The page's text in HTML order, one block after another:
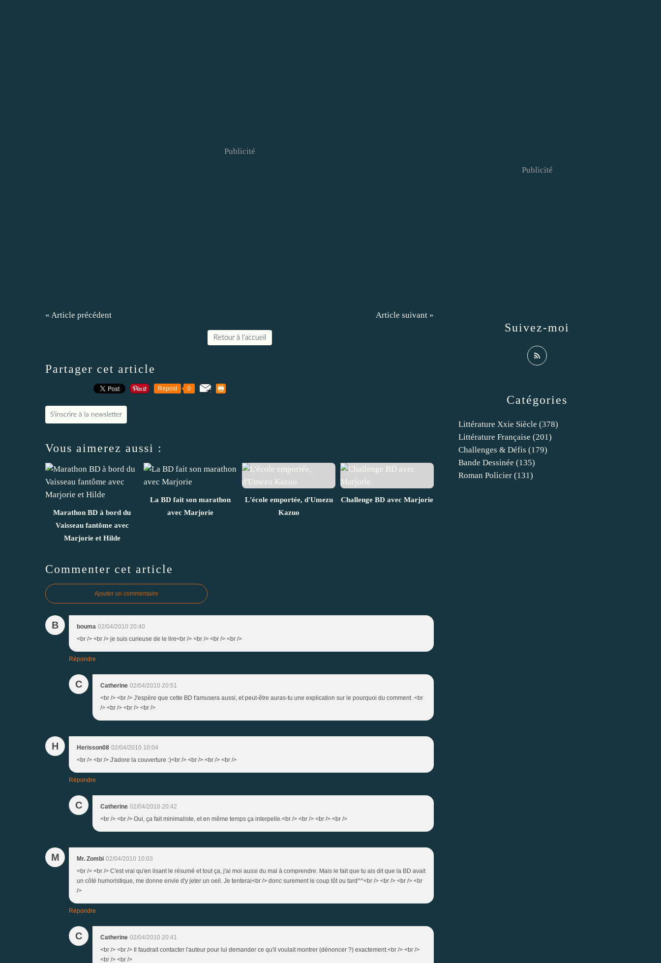
Publicité
« Article précédent Article suivant »
Retour à l'accueil
Partager cet article
Repost 0
S'inscrire à la newsletter
Vous aimerez aussi :
Marathon BD à bord du
Vaisseau fantôme avec
Marjorie et Hilde
La BD fait son marathon
avec Marjorie
L'école emportée, d'Umezu
Kazuo
Challenge BD avec Marjorie
Commenter cet article
Ajouter un commentaire
B bouma 02/04/2010 20:40
<br /> <br /> je suis curieuse de le lire<br /> <br /> <br /> <br />
Répondre
C Catherine 02/04/2010 20:51
<br /> <br /> J'espère que cette BD t'amusera aussi, et peut-être auras-tu une explication sur le pourquoi du comment .<br
/> <br /> <br /> <br />
H Herisson08 02/04/2010 10:04
<br /> <br /> J'adore la couverture :)<br /> <br /> <br /> <br />
Répondre
C Catherine 02/04/2010 20:42
<br /> <br /> Oui, ça fait minimaliste, et en même temps ça interpelle.<br /> <br /> <br /> <br />
M Mr. Zombi 02/04/2010 10:03
<br /> <br /> C'est vrai qu'en lisant le résumé et tout ça, j'ai moi aussi du mal à comprendre. Mais le fait que tu ais dit que la BD avait
un côté humoristique, me donne envie d'y jeter un oeil. Je tenterai<br /> donc surement le coup tôt ou tard^^<br /> <br /> <br /> <br
/>
Répondre
C Catherine 02/04/2010 20:41
<br /> <br /> Il faudrait contacter l'auteur pour lui demander ce qu'il voulait montrer (dénoncer ?) exactement.<br /> <br />
<br /> <br />
Catégories
Littérature Xxie Siècle (378)
Littérature Française (201)
Challenges & Défis (179)
Bande Dessinée (135)
Roman Policier (131)
Suivez-moi
Publicité